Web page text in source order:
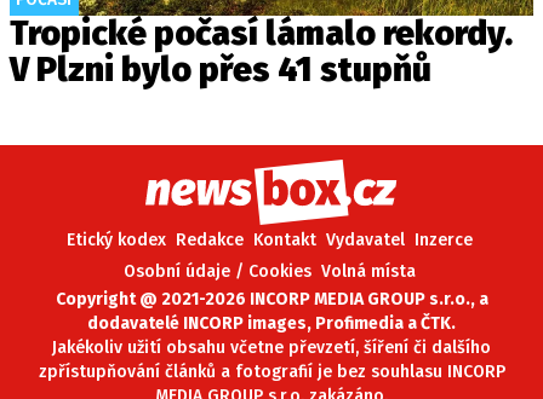
Tropické počasí lámalo rekordy.
V Plzni bylo přes 41 stupňů
Etický kodex Redakce Kontakt Vydavatel Inzerce
Osobní údaje / Cookies Volná místa
Copyright @ 2021-2026 INCORP MEDIA GROUP s.r.o., a
dodavatelé INCORP images, Profimedia a ČTK.
Jakékoliv užití obsahu včetne převzetí, šíření či dalšího
zpřístupňování článků a fotografií je bez souhlasu INCORP